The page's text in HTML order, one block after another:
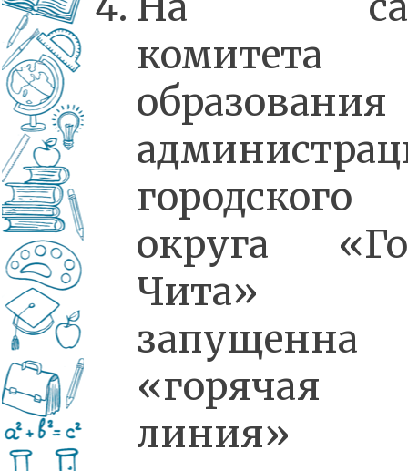
комитета
образования
городского
округа
Чита»
запущенна
«горячая
линия»